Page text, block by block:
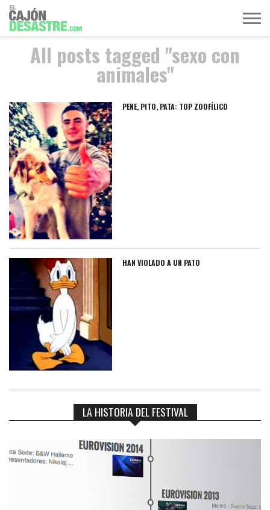
MÚSICA
TELEVISIÓN
POLÍTICA
ACTUALIDAD
EUROVISIÓN
All posts tagged "sexo con
animales"
PENE, PITO, PATA: TOP ZOOFÍLICO
HAN VIOLADO A UN PATO
LA HISTORIA DEL FESTIVAL